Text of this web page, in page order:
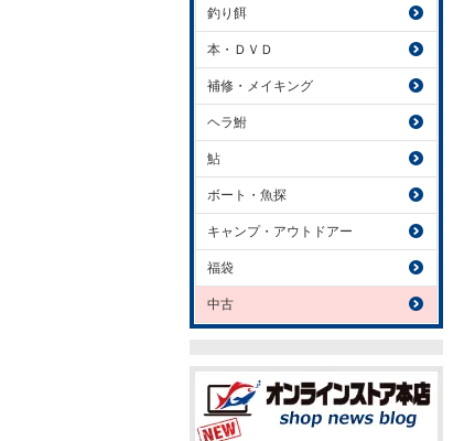
釣り餌
本・ＤＶＤ
補修・メイキング
ヘラ鮒
鮎
ボート・魚探
キャンプ・アウトドアー
福袋
中古